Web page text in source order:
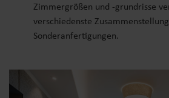
Zimmergrößen und -grundrisse
verschiedenste
Sonderanfertigungen.